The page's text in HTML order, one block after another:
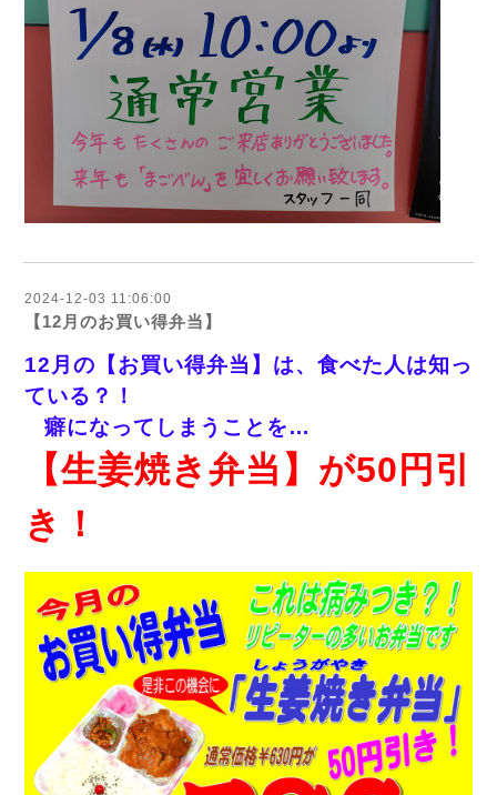
2024-12-03 11:06:00
【12月のお買い得弁当】
12月の【お買い得弁当】は、食べた人は知っ
ている？！
癖になってしまうことを…
【生姜焼き弁当】が50円引
き！